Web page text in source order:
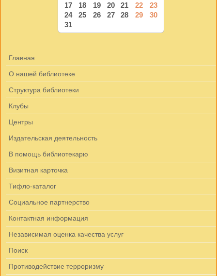
17
18 19 20 21 22
23
24
25 26 27 28 29
30
31
Главная
О нашей библиотеке
Структура библиотеки
Клубы
Центры
Издательская деятельность
В помощь библиотекарю
Визитная карточка
Тифло-каталог
Социальное партнерство
Контактная информация
Независимая оценка качества услуг
Поиск
Противодействие терроризму